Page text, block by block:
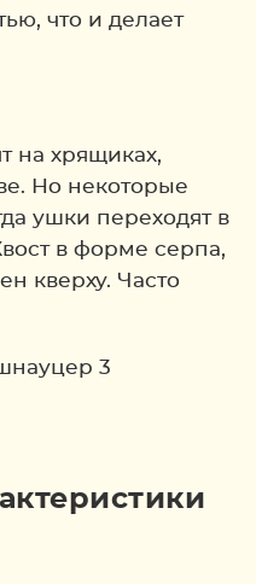
что и делает
на хрящиках,
Но некоторые
ушки переходят в
в форме серпа,
кверху. Часто